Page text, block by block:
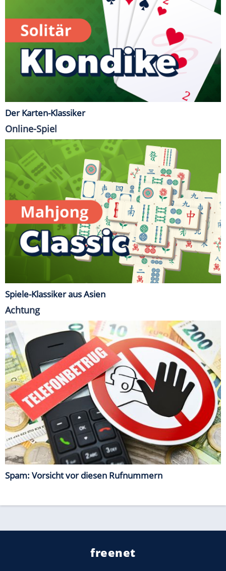
Der Karten-Klassiker
Online-Spiel
Spiele-Klassiker aus Asien
Achtung
Spam: Vorsicht vor diesen Rufnummern
freenet